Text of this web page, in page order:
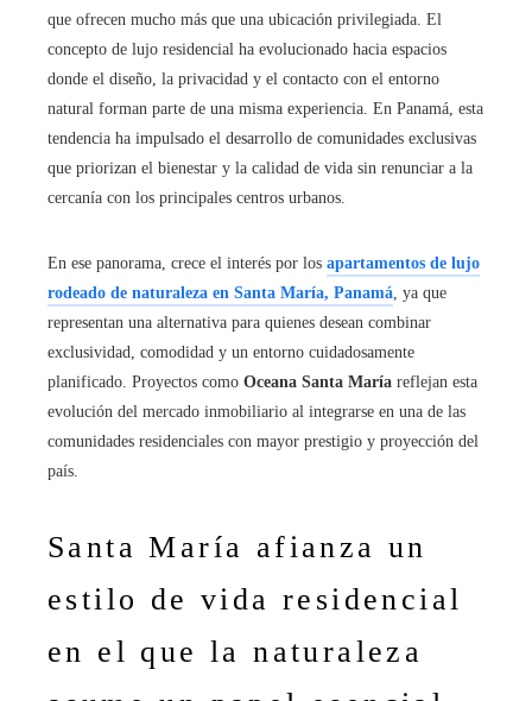
que ofrecen mucho más que una ubicación privilegiada. El
concepto de lujo residencial ha evolucionado hacia espacios
donde el diseño, la privacidad y el contacto con el entorno
natural forman parte de una misma experiencia. En Panamá, esta
tendencia ha impulsado el desarrollo de comunidades exclusivas
que priorizan el bienestar y la calidad de vida sin renunciar a la
cercanía con los principales centros urbanos.
En ese panorama, crece el interés por los apartamentos de lujo
rodeado de naturaleza en Santa María, Panamá , ya que
representan una alternativa para quienes desean combinar
exclusividad, comodidad y un entorno cuidadosamente
planificado. Proyectos como Oceana Santa María reflejan esta
evolución del mercado inmobiliario al integrarse en una de las
comunidades residenciales con mayor prestigio y proyección del
país.
Santa María afianza un
estilo de vida residencial
en el que la naturaleza